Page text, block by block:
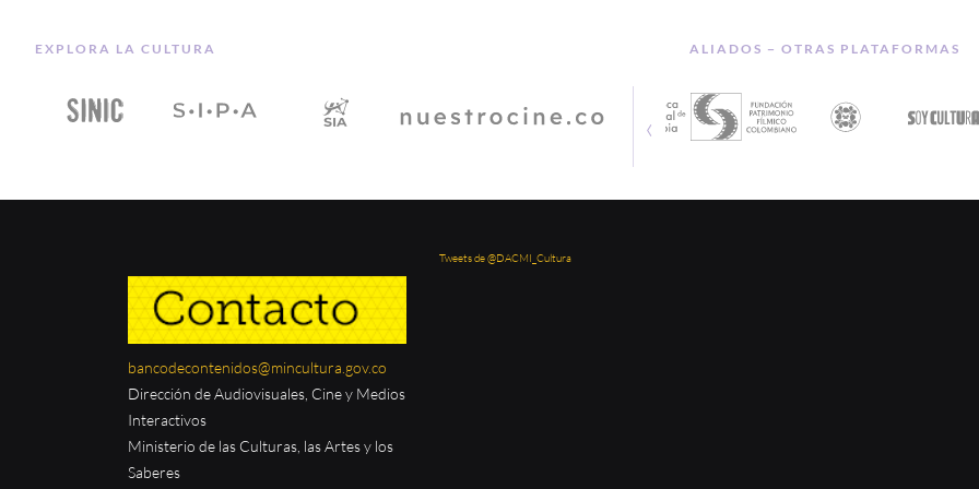
EXPLORA LA CULTURA ALIADOS − OTRAS PLATAFORMAS
‹
bancodecontenidos@mincultura.gov.co
Dirección de Audiovisuales, Cine y Medios
Interactivos
Ministerio de las Culturas, las Artes y los
Saberes
Tweets de @DACMI_Cultura